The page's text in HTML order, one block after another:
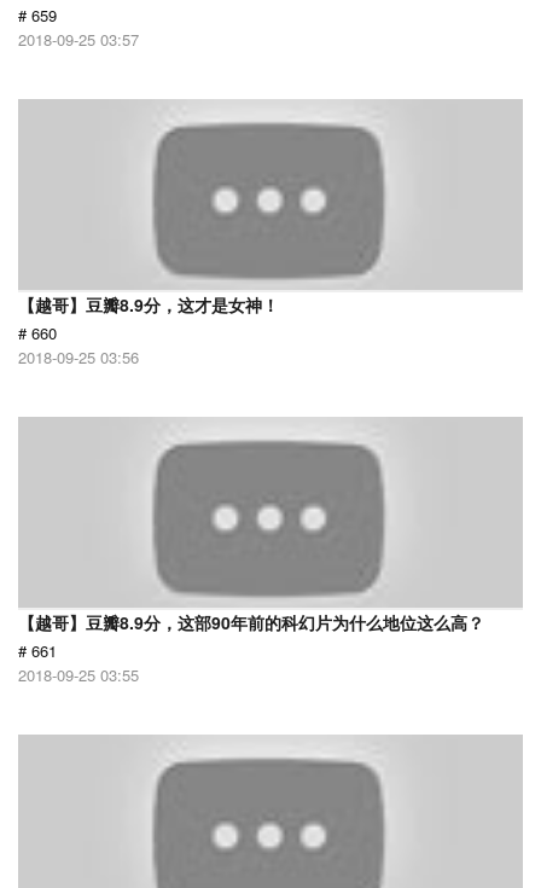
# 659
2018-09-25 03:57
【越哥】豆瓣8.9分，这才是女神！
# 660
2018-09-25 03:56
【越哥】豆瓣8.9分，这部90年前的科幻片为什么地位这么高？
# 661
2018-09-25 03:55